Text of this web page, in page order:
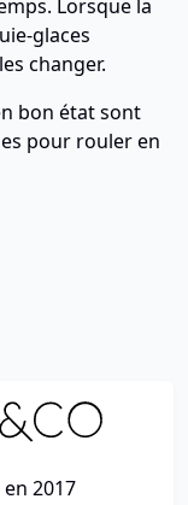
Lorsque la
glaces
changer.
bon état sont
pour rouler en
2017